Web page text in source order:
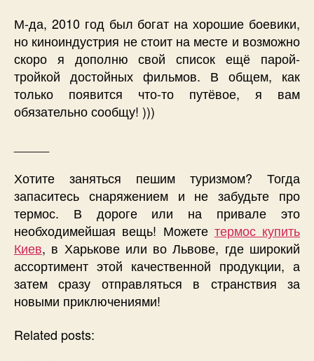
М-да, 2010 год был богат на хорошие боевики,
но киноиндустрия не стоит на месте и возможно
скоро я дополню свой список ещё парой-
тройкой достойных фильмов. В общем, как
только появится что-то путёвое, я вам
обязательно сообщу! )))
Хотите заняться пешим туризмом? Тогда
запаситесь снаряжением и не забудьте про
термос. В дороге или на привале это
необходимейшая вещь! Можете термос купить
Киев, в Харькове или во Львове, где широкий
ассортимент этой качественной продукции, а
затем сразу отправляться в странствия за
новыми приключениями!
Related posts: